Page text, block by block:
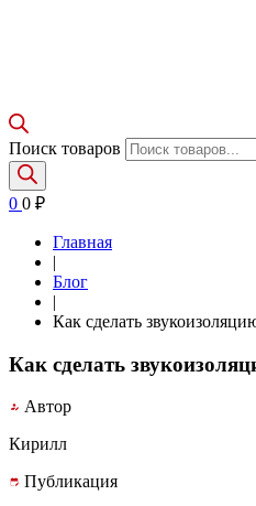
Поиск товаров
0 0 ₽
Главная
|
Блог
|
Как сделать
Как сделать
Автор
Кирилл
Публикация